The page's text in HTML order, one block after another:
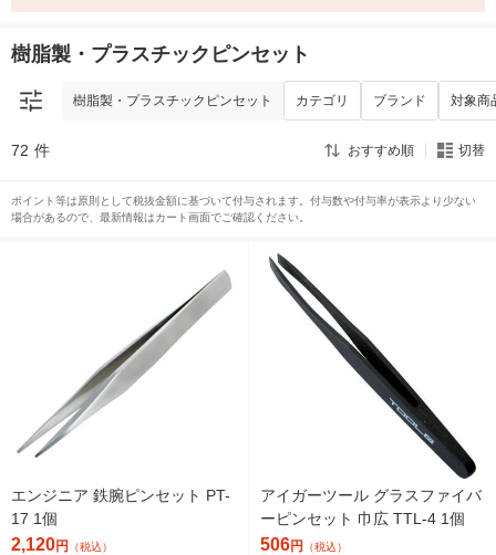
樹脂製・プラスチックピンセット
樹脂製・プラスチックピンセット カテゴリ ブランド 対象商
72 件 おすすめ順 切替
ポイント等は原則として税抜金額に基づいて付与されます。付与数や付与率が表示より少ない
場合があるので、最新情報はカート画面でご確認ください。
エンジニア 鉄腕ピンセット PT-
17 1個
2,120円 （税込）
アイガーツール グラスファイバ
ーピンセット 巾広 TTL-4 1個
506円 （税込）